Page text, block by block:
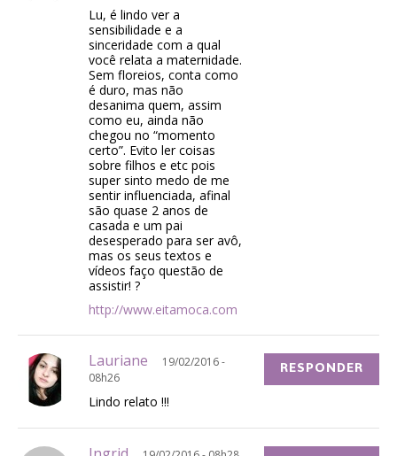
Lu, é lindo ver a
sensibilidade e a
sinceridade com a qual
você relata a maternidade.
Sem floreios, conta como
é duro, mas não
desanima quem, assim
como eu, ainda não
chegou no “momento
certo”. Evito ler coisas
sobre filhos e etc pois
super sinto medo de me
sentir influenciada, afinal
são quase 2 anos de
casada e um pai
desesperado para ser avô,
mas os seus textos e
vídeos faço questão de
assistir! ?
http://www.eitamoca.com
Lauriane
19/02/2016 -
08h26
Lindo relato !!!
RESPONDER